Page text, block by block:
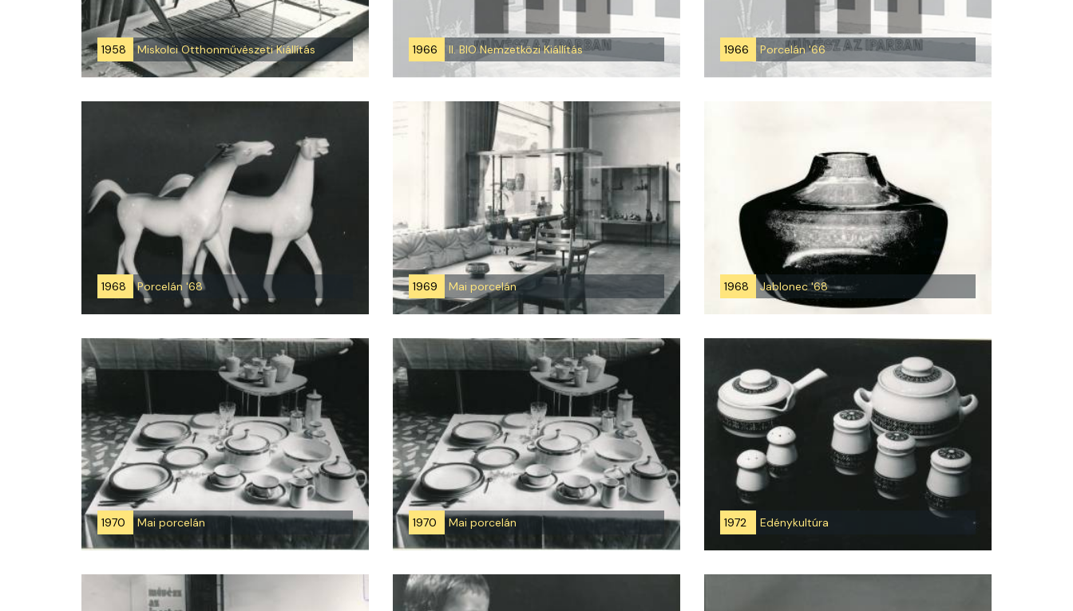
1958 Miskolci Otthonművészeti Kiállítás 1966 II. BIO Nemzetközi Kiállítás 1966 Porcelán '66
1968 Porcelán '68 1969 Mai porcelán 1968 Jablonec '68
1970 Mai porcelán 1970 Mai porcelán 1972 Edénykultúra